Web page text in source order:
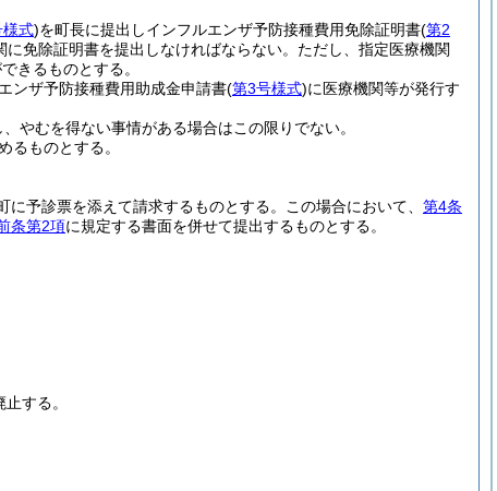
様式)を町長に提出しインフルエンザ予防接種費用免除証明書(第2
免除証明書を提出しなければならない。 ただし、指定医療機関
きるものとする。
ンザ予防接種費用助成金申請書(第3号様式)に医療機関等が発行す
、やむを得ない事情がある場合はこの限りでない。
るものとする。
予診票を添えて請求するものとする。 この場合において、 第4条
条第2項に規定する書面を併せて提出するものとする。
する。